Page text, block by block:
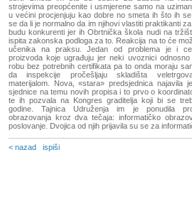
strojevima preopćenite i usmjerene samo na
u većini procjenjuju kao dobre no smeta ih što ih
se da li je normalno da im njihovi vlastiti praktikanti
budu konkurenti jer ih Obrtnička škola nudi na
ispita zakonska podloga za to. Reakcija na to će
učenika na praksu. Jedan od problema je i
proizvoda koje ugrađuju jer neki uvoznici
robu bez potrebnih certifikata pa to onda moraju
da inspekcije pročešljaju skladišta
materijalom. Nova, «stara» predsjednica najavila
sjednice na temu novih propisa i to prvo o
te ih pozvala na Kongres graditelja koji bi se
godine. Tajnica Udruženja im je ponudila
obrazovanja kroz dva tečaja: informatičko
poslovanje. Dvojica od njih prijavila su se za
< nazad ispiši